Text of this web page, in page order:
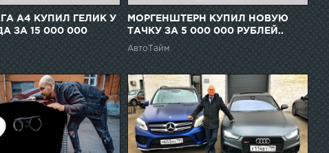
А4 КУПИЛ ГЕЛИК У
ЗА 15 000 000
МОРГЕНШТЕРН КУПИЛ НОВУЮ
ТАЧКУ ЗА 5 000 000 РУБЛЕЙ..
НЕОЖИДАННО!
АвтоТайм